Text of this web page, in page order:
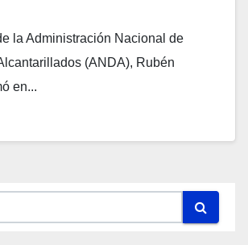
al municipio de Ahuachapán
la Administración Nacional de
(ANDA), Rubén
en...